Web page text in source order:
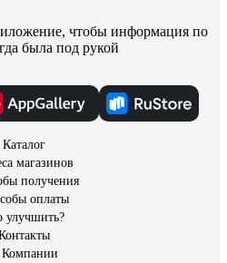
чтобы информация по
была под рукой
Каталог
магазинов
получения
оплаты
улучшить?